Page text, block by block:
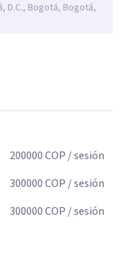
por los silencios
propongo una
que pasó y para
Soltar el lazo con el
o de quienes
D.C., Bogotá, Bogotá,
200000COP / sesión
300000COP / sesión
300000COP / sesión